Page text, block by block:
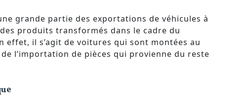
grande partie des exportations de véhicules à
produits transformés dans le cadre du
effet, il s’agit de voitures qui sont montées au
l’importation de pièces qui provienne du reste